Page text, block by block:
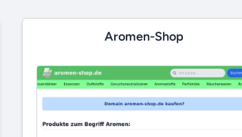
Aromen-Shop